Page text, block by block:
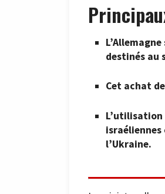
destinés au
Cet achat
L’utilisation
l’Ukraine.